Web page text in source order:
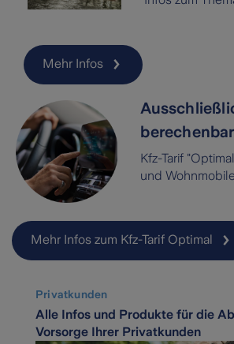
Mehr Infos
berechenbar
Kfz-Tarif
und Wohnmobile
Mehr Infos zum Kfz-Tarif Optimal
Privatkunden
Alle Infos und Produkte für die
Vorsorge Ihrer Privatkunden